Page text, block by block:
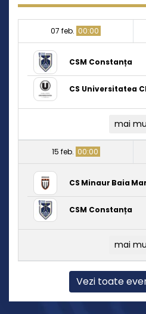
07 feb. 00:00
CSM Constanța
CS Universitatea
mai
15 feb. 00:00
CS Minaur Baia
CSM Constanța
mai
Vezi toate